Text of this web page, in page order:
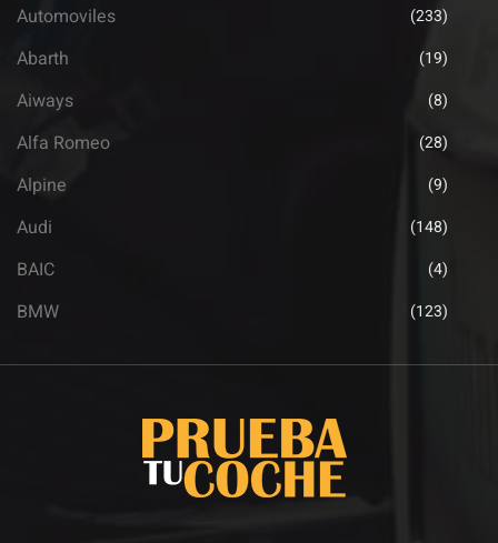
Automoviles (233)
Abarth (19)
Aiways (8)
Alfa Romeo (28)
Alpine (9)
Audi (148)
BAIC (4)
BMW (123)